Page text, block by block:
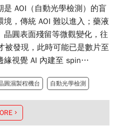
AOI（自動光學檢測）的盲
，傳統 AOI 難以進入；藥液
圓表面殘留等微觀變化，往
被發現，此時可能已是數片至
緣視覺 AI 內建至 spin
期間同期發表，將晶圓濕
的 30 至 60 分鐘壓縮至 1 分
範圍亦從數十片以上收斂至事
圓濕製程機台 自動光學檢測